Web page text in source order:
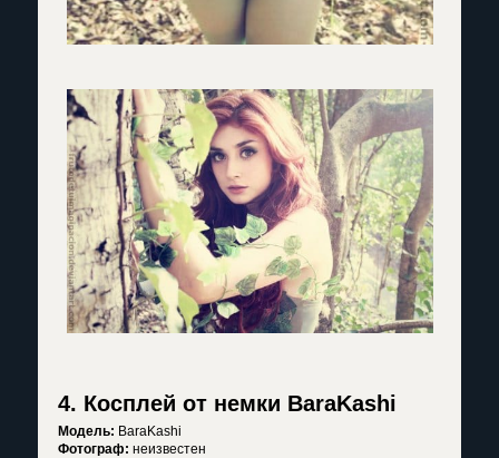
4. Косплей от немки BaraKashi
Модель: BaraKashi
Фотограф: неизвестен